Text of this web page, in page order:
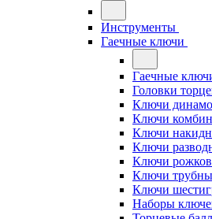
Инструменты
Гаечные ключи
Гаечные
Головки
Ключи
Ключи
Ключи
Ключи
Ключи
Ключи
Ключи
Наборы